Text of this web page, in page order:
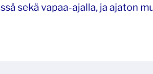
sekä vapaa-ajalla, ja ajaton